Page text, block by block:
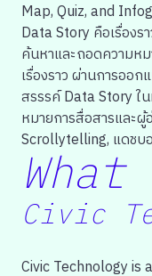
Map, Quiz, and
Data Story คือเรื่องร
ค้นหาและถอดความห
เรื่องราว ผ่านการออก
สรรรค์ Data Story ใ
หมายการสื่อสารและ
Scrollytelling, แดชบ
Civic
Civic Technology is